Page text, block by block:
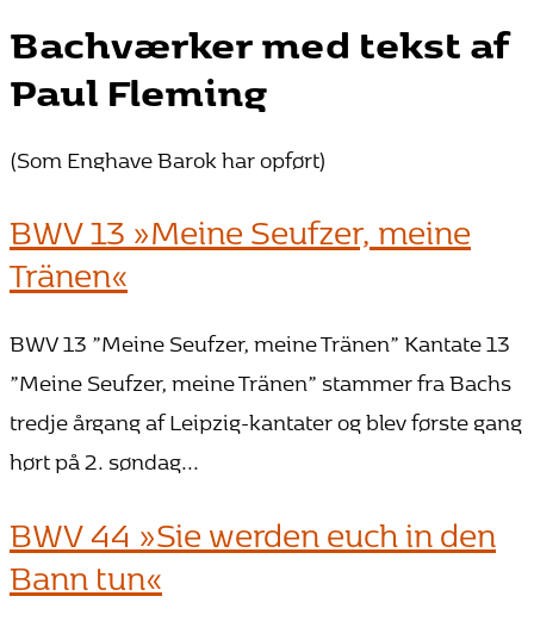
Bachværker med tekst af
Paul Fleming
(Som Enghave Barok har opført)
BWV 13 »Meine Seufzer, meine
Tränen«
BWV 13 ”Meine Seufzer, meine Tränen” Kantate 13
”Meine Seufzer, meine Tränen” stammer fra Bachs
tredje årgang af Leipzig-kantater og blev første gang
hørt på 2. søndag...
BWV 44 »Sie werden euch in den
Bann tun«